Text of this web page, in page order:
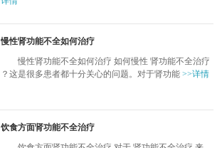
慢性肾功能不全如何治疗
慢性肾功能不全如何治疗 如何慢性 肾功能不全治疗
？这是很多患者都十分关心的问题。对于肾功能 >>详情
饮食方面肾功能不全治疗